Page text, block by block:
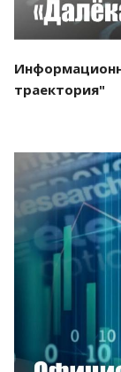
траектория"